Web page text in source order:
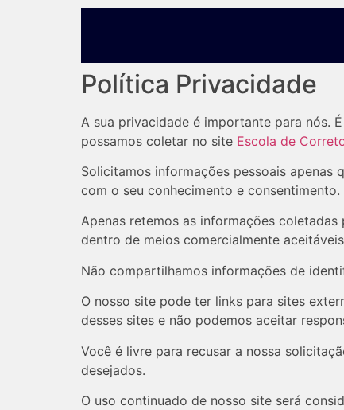
Política Privacidade
A sua privacidade é importante para nós.
possamos coletar no site Escola de
Solicitamos informações pessoais apenas
com o seu conhecimento e
Apenas retemos as informações
dentro de meios comercialmente
Não compartilhamos informações de
O nosso site pode ter links para sites
desses sites e não podemos aceitar
Você é livre para recusar a nossa
desejados.
O uso continuado de nosso site será